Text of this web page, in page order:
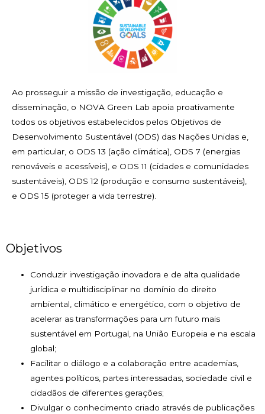
Ao prosseguir a missão de investigação, educação e
disseminação, o NOVA Green Lab apoia proativamente
todos os objetivos estabelecidos pelos Objetivos de
Desenvolvimento Sustentável (ODS) das Nações Unidas e,
em particular, o ODS 13 (ação climática), ODS 7 (energias
renováveis e acessíveis), e ODS 11 (cidades e comunidades
sustentáveis), ODS 12 (produção e consumo sustentáveis),
e ODS 15 (proteger a vida terrestre).
Objetivos
Conduzir investigação inovadora e de alta qualidade
jurídica e multidisciplinar no domínio do direito
ambiental, climático e energético, com o objetivo de
acelerar as transformações para um futuro mais
sustentável em Portugal, na União Europeia e na escala
global;
Facilitar o diálogo e a colaboração entre academias,
agentes políticos, partes interessadas, sociedade civil e
cidadãos de diferentes gerações;
Divulgar o conhecimento criado através de publicações